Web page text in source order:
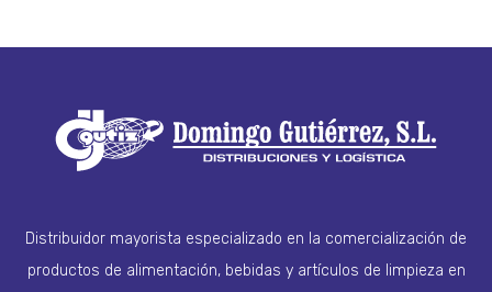
Distribuidor mayorista especializado en la comercialización de
productos de alimentación, bebidas y artículos de limpieza en